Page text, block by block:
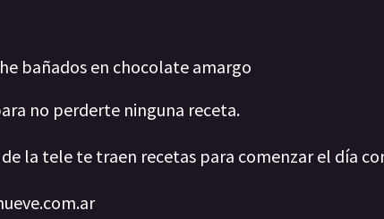
bañados en chocolate amargo
no perderte ninguna receta.
la tele te traen recetas para comenzar el día